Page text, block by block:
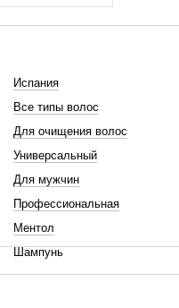
Испания
Все типы волос
Для очищения волос
Универсальный
Для мужчин
Профессиональная
Ментол
Шампунь